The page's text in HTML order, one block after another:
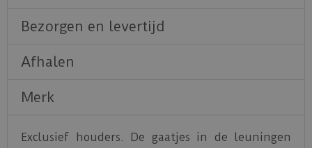
Bezorgen en levertijd
Afhalen
Merk
Exclusief houders. De gaatjes in de leuningen